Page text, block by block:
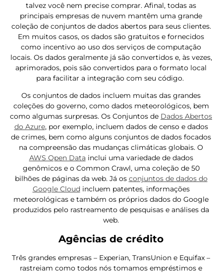
talvez você nem precise comprar. Afinal, todas as
principais empresas de nuvem mantêm uma grande
coleção de conjuntos de dados abertos para seus clientes.
Em muitos casos, os dados são gratuitos e fornecidos
como incentivo ao uso dos serviços de computação
locais. Os dados geralmente já são convertidos e, às vezes,
aprimorados, pois são convertidos para o formato local
para facilitar a integração com seu código.
Os conjuntos de dados incluem muitas das grandes
coleções do governo, como dados meteorológicos, bem
como algumas surpresas. Os Conjuntos de Dados Abertos
do Azure, por exemplo, incluem dados de censo e dados
de crimes, bem como alguns conjuntos de dados focados
na compreensão das mudanças climáticas globais. O
AWS Open Data inclui uma variedade de dados
genômicos e o Common Crawl, uma coleção de 50
bilhões de páginas da web. Já os conjuntos de dados do
Google Cloud incluem patentes, informações
meteorológicas e também os próprios dados do Google
produzidos pelo rastreamento de pesquisas e análises da
web.
Agências de crédito
Três grandes empresas – Experian, TransUnion e Equifax –
rastreiam como todos nós tomamos empréstimos e